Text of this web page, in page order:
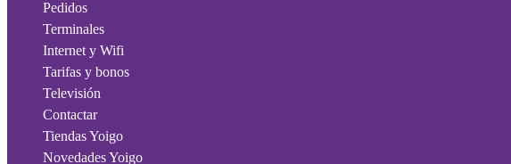
Pedidos
Terminales
Internet y Wifi
Tarifas y bonos
Televisión
Contactar
Tiendas Yoigo
Novedades Yoigo